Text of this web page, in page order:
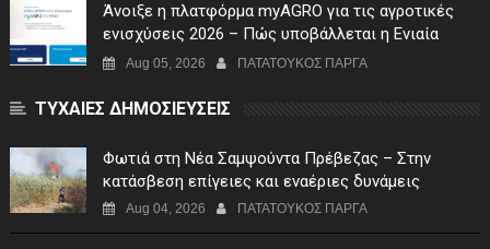
Άνοιξε η πλατφόρμα myAGRO για τις αγροτικές
ενισχύσεις 2026 – Πώς υποβάλλεται η Ενιαία
Αίτηση Ενίσχυσης
Aug 05, 2026 ΠΑΤΑΤΟΥΚΟΣ ΠΑΡΓΑ
ΤΥΧΑΙΕΣ ΔΗΜΟΣΙΕΥΣΕΙΣ
Φωτιά στη Νέα Σαμψούντα Πρέβεζας – Στην
κατάσβεση επίγειες και εναέριες δυνάμεις
Aug 04, 2026 ΠΑΤΑΤΟΥΚΟΣ ΠΑΡΓΑ